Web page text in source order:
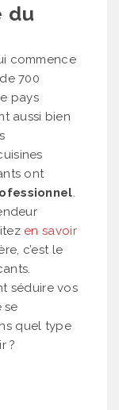
du
commence
700
pays
aussi bien
ont
.
en savoir
c’est le
séduire vos
se
quel type
?